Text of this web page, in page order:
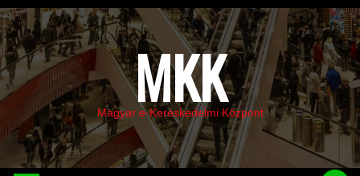
Skip
to
content
MKK
Magyar e-Kereskedelmi Központ